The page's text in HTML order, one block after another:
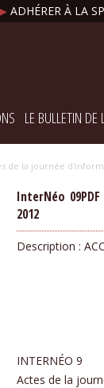
ADHÉRER À LA
LE BULLETIN DE
de la journée
InterNéo
2012
Description :
INTERNÉO 9
Actes de la